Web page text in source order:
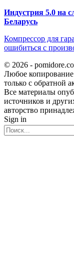
Индустрия 5.0 на
Беларусь
Компрессор для
ошибиться с
© 2026 -
Любое копирование
только с обратной
Все материалы
источников и
авторство
Sign in